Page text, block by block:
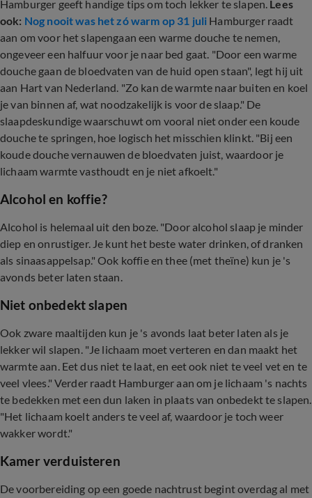
Hamburger geeft handige tips om toch lekker te slapen. Lees
ook: Nog nooit was het zó warm op 31 juli Hamburger raadt
aan om voor het slapengaan een warme douche te nemen,
ongeveer een halfuur voor je naar bed gaat. "Door een warme
douche gaan de bloedvaten van de huid open staan", legt hij uit
aan Hart van Nederland. "Zo kan de warmte naar buiten en koel
je van binnen af, wat noodzakelijk is voor de slaap." De
slaapdeskundige waarschuwt om vooral niet onder een koude
douche te springen, hoe logisch het misschien klinkt. "Bij een
koude douche vernauwen de bloedvaten juist, waardoor je
lichaam warmte vasthoudt en je niet afkoelt."
Alcohol en koffie?
Alcohol is helemaal uit den boze. "Door alcohol slaap je minder
diep en onrustiger. Je kunt het beste water drinken, of dranken
als sinaasappelsap." Ook koffie en thee (met theïne) kun je 's
avonds beter laten staan.
Niet onbedekt slapen
Ook zware maaltijden kun je 's avonds laat beter laten als je
lekker wil slapen. "Je lichaam moet verteren en dan maakt het
warmte aan. Eet dus niet te laat, en eet ook niet te veel vet en te
veel vlees." Verder raadt Hamburger aan om je lichaam 's nachts
te bedekken met een dun laken in plaats van onbedekt te slapen.
"Het lichaam koelt anders te veel af, waardoor je toch weer
wakker wordt."
Kamer verduisteren
De voorbereiding op een goede nachtrust begint overdag al met